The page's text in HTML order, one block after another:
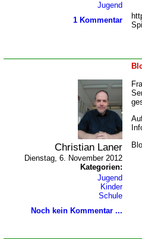
Jugend
1 Kommentar
Christian Laner
Dienstag, 6. November 2012
Kategorien:
Jugend
Kinder
Schule
Noch kein Kommentar ...